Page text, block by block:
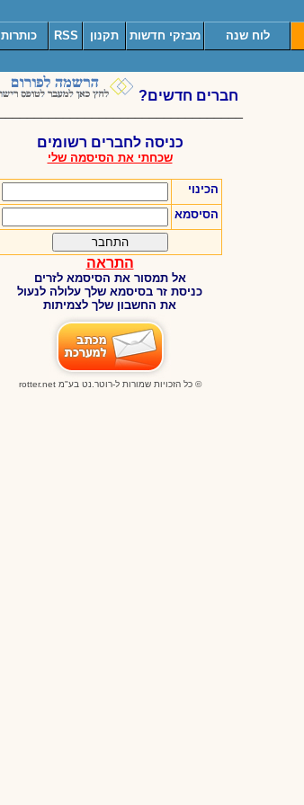
לוח שנה מבזקי חדשות תקנון RSS כותרות
חברים חדשים?
כניסה לחברים רשומים
שכחתי את הסיסמה שלי
הכינוי
הסיסמא
התראה
אל תמסור את הסיסמא לזרים
כניסת זר בסיסמא שלך עלולה לנעול
את החשבון שלך לצמיתות
© כל הזכויות שמורות ל-רוטר.נט בע"מrotter.net